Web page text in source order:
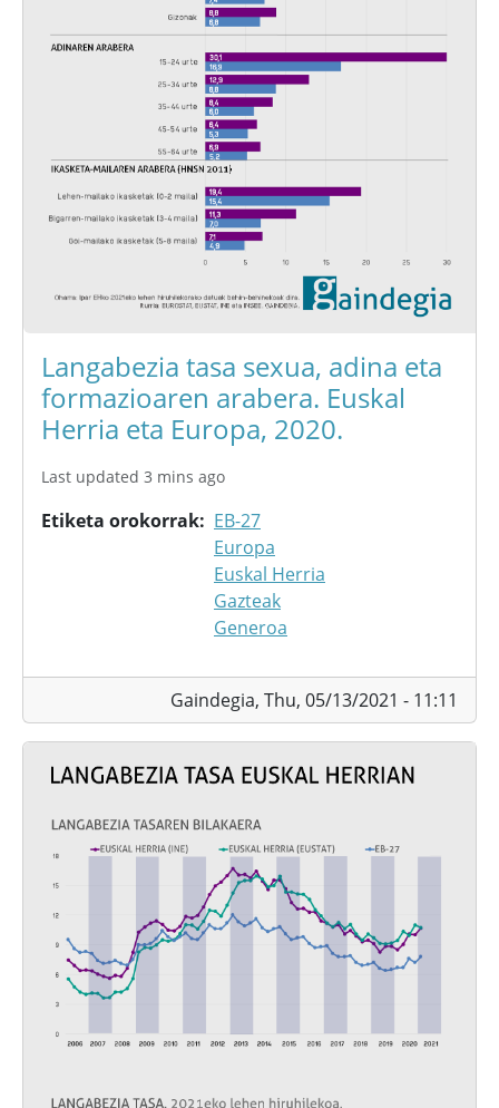
Langabezia tasa sexua, adina eta
formazioaren arabera. Euskal
Herria eta Europa, 2020.
Last updated 3 mins ago
Etiketa orokorrak
EB-27
Europa
Euskal Herria
Gazteak
Generoa
Gaindegia, Thu, 05/13/2021 - 11:11